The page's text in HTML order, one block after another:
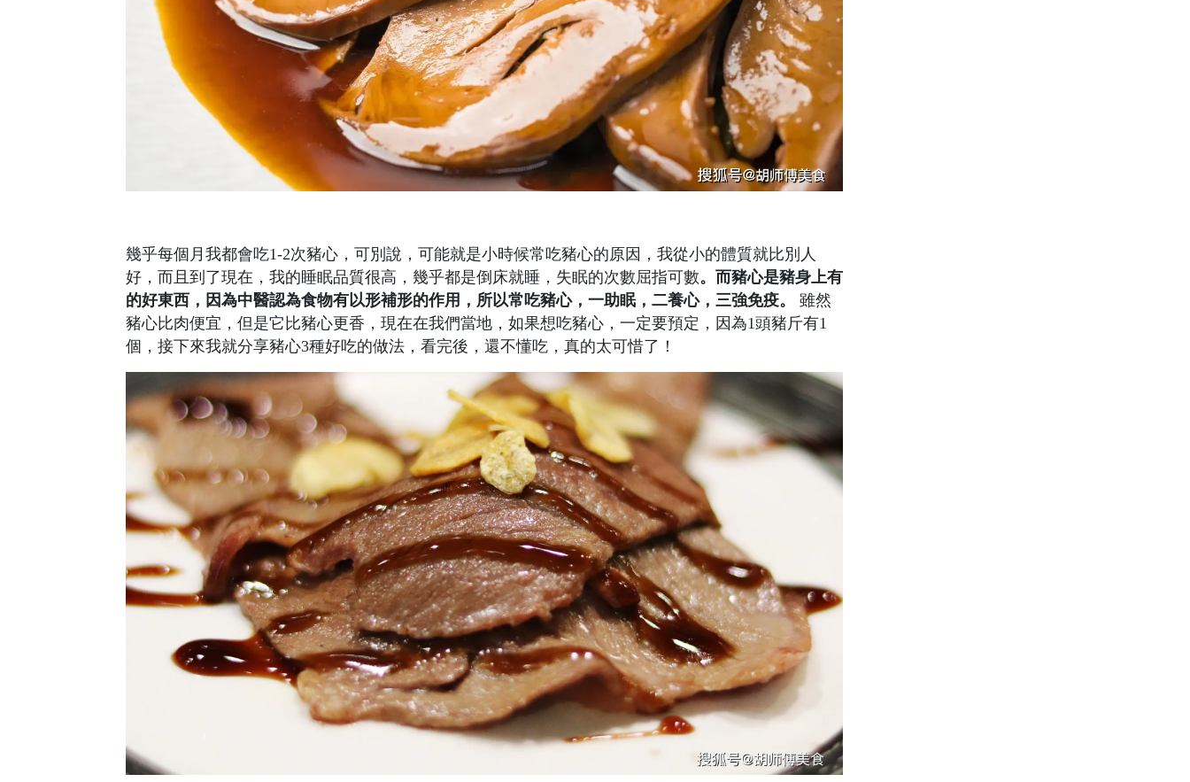
幾乎每個月我都會吃1-2次豬心，可別說，可能就是小時候常吃豬心的原因，我從小的體質就比別人
好，而且到了現在，我的睡眠品質很高，幾乎都是倒床就睡，失眠的次數屈指可數。而豬心是豬身上有
的好東西，因為中醫認為食物有以形補形的作用，所以常吃豬心，一助眠，二養心，三強免疫。
雖然
豬心比肉便宜，但是它比豬心更香，現在在我們當地，如果想吃豬心，一定要預定，因為1頭豬斤有1
個，接下來我就分享豬心3種好吃的做法，看完後，還不懂吃，真的太可惜了！